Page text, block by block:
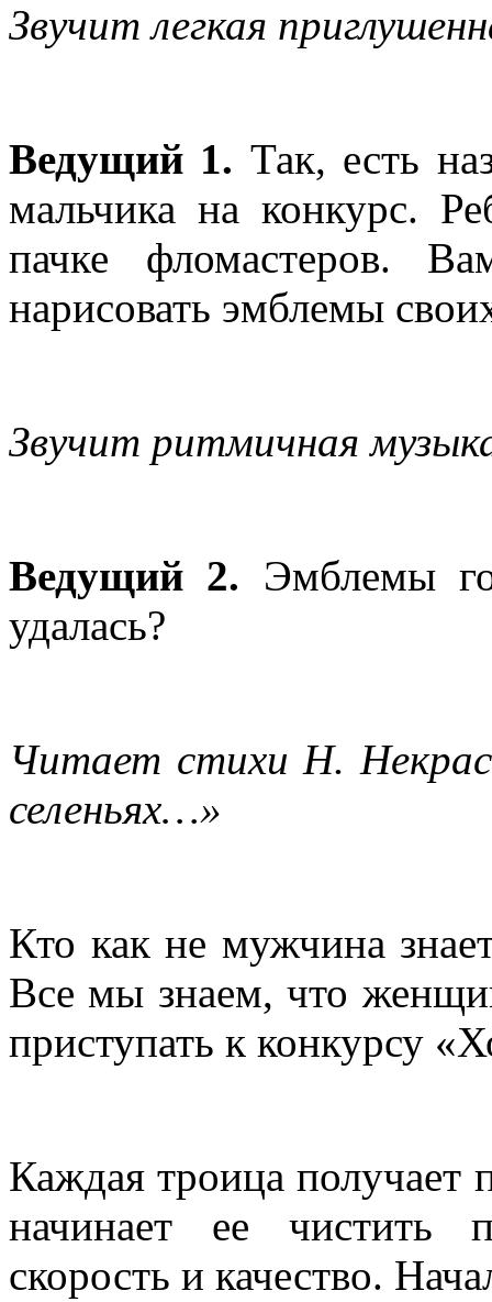
Звучит легкая
Ведущий 1. Так, есть
мальчика на конкурс.
пачке фломастеров.
нарисовать эмблемы
Звучит ритмичная
Ведущий 2. Эмблемы
удалась?
Читает стихи Н.
селеньях…»
Кто как не мужчина
Все мы знаем, что
приступать к конкурсу
Каждая троица
начинает ее чистить
скорость и качество.